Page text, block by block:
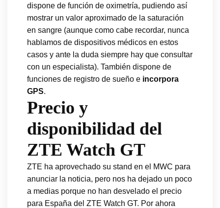
dispone de función de oximetría, pudiendo así
mostrar un valor aproximado de la saturación
en sangre (aunque como cabe recordar, nunca
hablamos de dispositivos médicos en estos
casos y ante la duda siempre hay que consultar
con un especialista). También dispone de
funciones de registro de sueño e incorpora
GPS.
Precio y
disponibilidad del
ZTE Watch GT
ZTE ha aprovechado su stand en el MWC para
anunciar la noticia, pero nos ha dejado un poco
a medias porque no han desvelado el precio
para España del ZTE Watch GT. Por ahora